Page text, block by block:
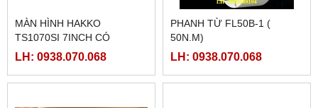
MÀN HÌNH HAKKO
TS1070SI 7INCH CÓ
ETHERNET
LH: 0938.070.068
PHANH TỪ FL50B-1 (
50N.M)
LH: 0938.070.068